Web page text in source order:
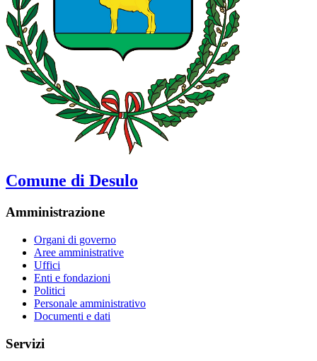
Comune di Desulo
Amministrazione
Organi di governo
Aree amministrative
Uffici
Enti e fondazioni
Politici
Personale amministrativo
Documenti e dati
Servizi